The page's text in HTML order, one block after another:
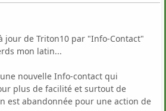
jour de Triton10 par "Info-Contact"
mon latin...
nouvelle Info-contact qui
plus de facilité et surtout de
est abandonnée pour une action de